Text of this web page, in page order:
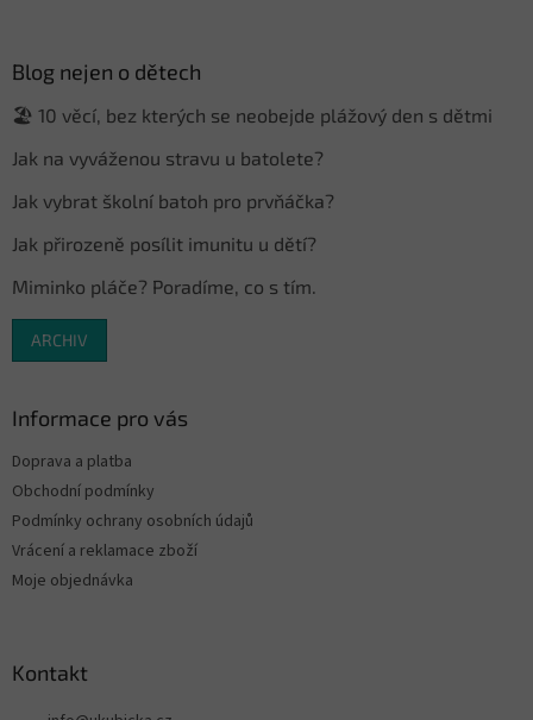
Blog nejen o dětech
🏖️ 10 věcí, bez kterých se neobejde plážový den s dětmi
Jak na vyváženou stravu u batolete?
Jak vybrat školní batoh pro prvňáčka?
Jak přirozeně posílit imunitu u dětí?
Miminko pláče? Poradíme, co s tím.
ARCHIV
Informace pro vás
Doprava a platba
Obchodní podmínky
Podmínky ochrany osobních údajů
Vrácení a reklamace zboží
Moje objednávka
Kontakt